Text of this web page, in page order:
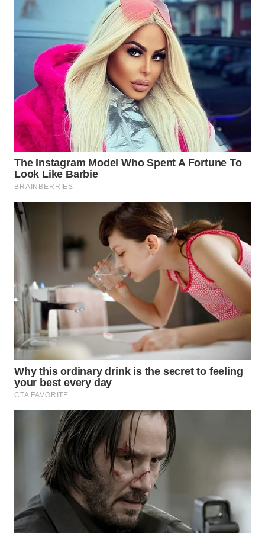
TAPANULI
SELATAN
WN
TANJUNG
LESUNG
WN
KARO
WN
LABUHANBATU
TAPANULI
TENGAH
WN DELI
SERDANG
WN
TEBING
TINGGI
WN
KARAWANG
WN
BEKASI